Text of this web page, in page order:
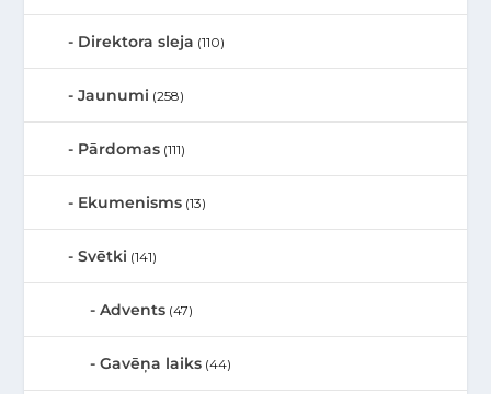
Direktora sleja (110)
Jaunumi (258)
Pārdomas (111)
Ekumenisms (13)
Svētki (141)
Advents (47)
Gavēņa laiks (44)